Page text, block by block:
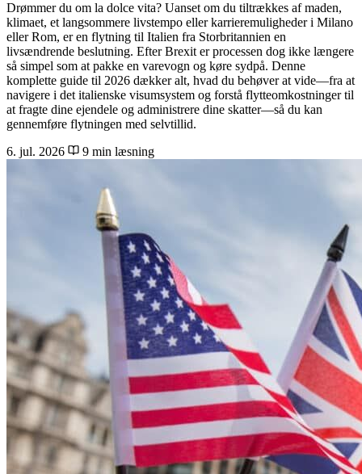
Drømmer du om la dolce vita? Uanset om du tiltrækkes af maden,
klimaet, et langsommere livstempo eller karrieremuligheder i Milano
eller Rom, er en flytning til Italien fra Storbritannien en
livsændrende beslutning. Efter Brexit er processen dog ikke længere
så simpel som at pakke en varevogn og køre sydpå. Denne
komplette guide til 2026 dækker alt, hvad du behøver at vide—fra at
navigere i det italienske visumsystem og forstå flytteomkostninger til
at fragte dine ejendele og administrere dine skatter—så du kan
gennemføre flytningen med selvtillid.
6. jul. 2026
9 min læsning